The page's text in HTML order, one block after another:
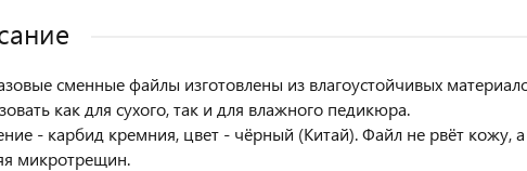
сменные файлы изготовлены из влагоустойчивых
как для сухого, так и для влажного педикюра.
- карбид кремния, цвет - чёрный (Китай). Файл не рвёт кожу,
микротрещин.